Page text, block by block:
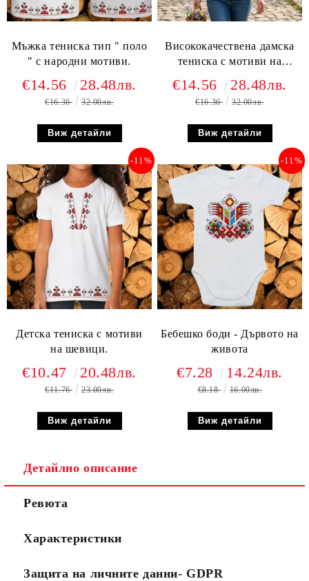
Мъжка тениска тип " поло
" с народни мотиви.
€14.56 28.48лв.
€16.36 32.00лв.
Виж детайли
Висококачествена дамска
тениска с мотиви на
€14.56 28.48лв.
€16.36 32.00лв.
Виж детайли
Детска тениска с мотиви
на шевици.
-11%
€10.47 20.48лв.
€11.76 23.00лв.
Виж детайли
Бебешко боди - Дървото на
живота
-11%
€7.28 14.24лв.
€8.18 16.00лв.
Виж детайли
Детайлно описание
Ревюта
Характеристики
Защита на личните данни- GDPR